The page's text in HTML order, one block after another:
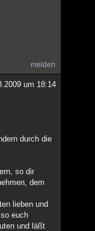
melden
um 18:14
durch die
so dir
dem
lieben und
euch
und läßt